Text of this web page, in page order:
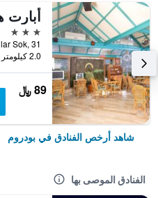
3 نجوم
2.0 كيلومتر عن وسط المدينة
89 ﷼
شاهد أرخص الفنادق في بودروم
الفنادق الموصى بها